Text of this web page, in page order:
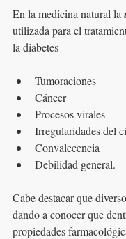
En la medicina natural la
utilizada para el
la diabetes
Tumoraciones
Cáncer
Procesos virales
Irregularidades del
Convalecencia
Debilidad general.
Cabe destacar que
dando a conocer que
propiedades